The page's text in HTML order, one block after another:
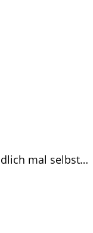
mal selbst…